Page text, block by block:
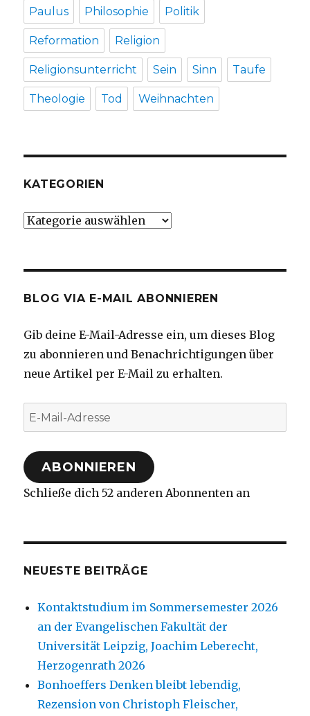
Paulus Philosophie Politik
Reformation Religion
Religionsunterricht Sein Sinn Taufe
Theologie Tod Weihnachten
KATEGORIEN
Kategorien
BLOG VIA E-MAIL ABONNIEREN
Gib deine E-Mail-Adresse ein, um dieses Blog
zu abonnieren und Benachrichtigungen über
neue Artikel per E-Mail zu erhalten.
E-
Mail-
Adresse
ABONNIEREN
Schließe dich 52 anderen Abonnenten an
NEUESTE BEITRÄGE
Kontaktstudium im Sommersemester 2026
an der Evangelischen Fakultät der
Universität Leipzig, Joachim Leberecht,
Herzogenrath 2026
Bonhoeffers Denken bleibt lebendig,
Rezension von Christoph Fleischer,